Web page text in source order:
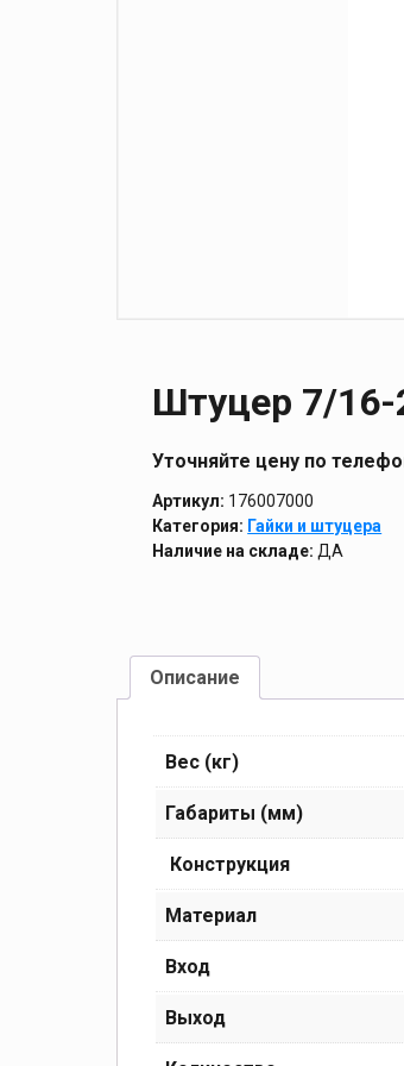
Штуцер 7/16-
Уточняйте цену по
Артикул: 176007000
Категория: Гайки и штуцера
Наличие на складе: ДА
Описание
Вес (кг)
Габариты (мм)
Конструкция
Материал
Вход
Выход